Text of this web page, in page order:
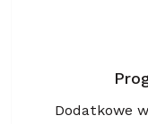
Dodatkowe